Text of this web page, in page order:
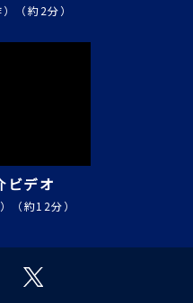
（約2分）
ビデオ
（約12分）